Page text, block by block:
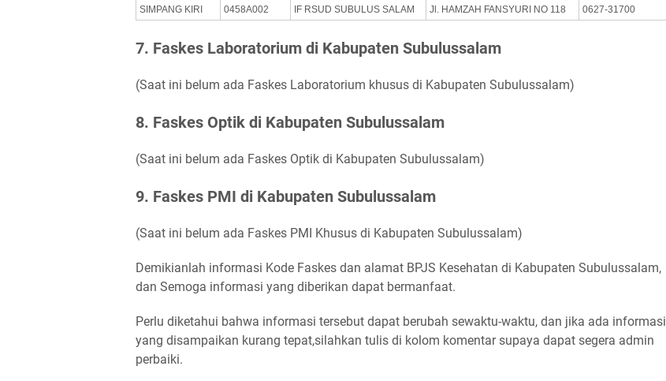
SIMPANG KIRI
0458A002 IF RSUD SUBULUS SALAM Jl. HAMZAH FANSYURI NO 118 0627-31700
7. Faskes Laboratorium di Kabupaten Subulussalam
(Saat ini belum ada Faskes Laboratorium khusus di Kabupaten Subulussalam)
8. Faskes Optik di Kabupaten Subulussalam
(Saat ini belum ada Faskes Optik di Kabupaten Subulussalam)
9. Faskes PMI di Kabupaten Subulussalam
(Saat ini belum ada Faskes PMI Khusus di Kabupaten Subulussalam)
Demikianlah informasi Kode Faskes dan alamat BPJS Kesehatan di Kabupaten Subulussalam,
dan Semoga informasi yang diberikan dapat bermanfaat.
Perlu diketahui bahwa informasi tersebut dapat berubah sewaktu-waktu, dan jika ada informasi
yang disampaikan kurang tepat,silahkan tulis di kolom komentar supaya dapat segera admin
perbaiki.